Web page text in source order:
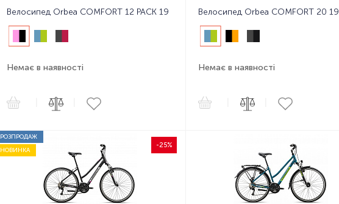
Велосипед Orbea COMFORT 12 PACK 19
Немає в наявності
Велосипед Orbea COMFORT 20 19
Немає в наявності
РОЗПРОДАЖ
-25%
НОВИНКА